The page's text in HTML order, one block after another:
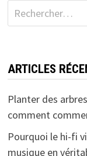
Rechercher :
ARTICLES
Planter des
comment
Pourquoi le hi-fi
musique en